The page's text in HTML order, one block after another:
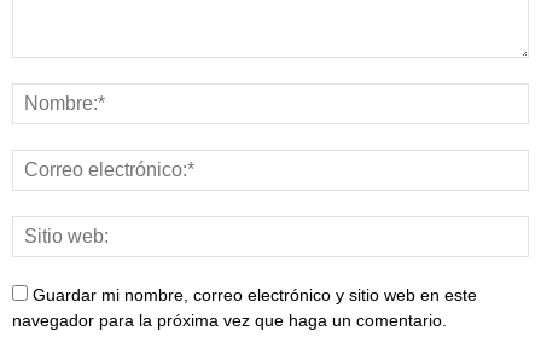
Guardar mi nombre, correo electrónico y sitio web en este
navegador para la próxima vez que haga un comentario.